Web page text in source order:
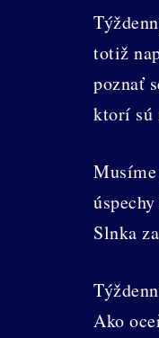
totiž
poznať
ktorí sú
Slnka
Ako